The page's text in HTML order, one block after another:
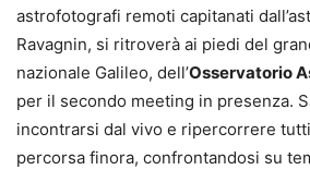
astrofotografi remoti capitanati
Ravagnin, si ritroverà ai piedi del
nazionale Galileo, dell’Osservatorio
per il secondo meeting in presenza.
incontrarsi dal vivo e ripercorrere
percorsa finora, confrontandosi su